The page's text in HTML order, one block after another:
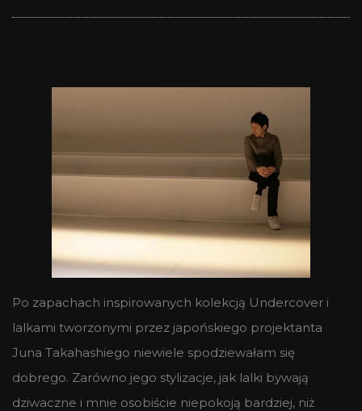
Po zapachach inspirowanych kolekcją Undercover i
lalkami tworzonymi przez japońskiego projektanta
Juna Takahashiego niewiele spodziewałam się
dobrego. Zarówno jego stylizacje, jak lalki bywają
dziwaczne i mnie osobiście niepokoją bardziej, niż